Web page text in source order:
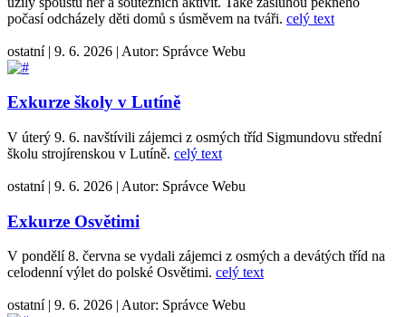
počasí odcházely děti domů s úsměvem na tváři. celý text
ostatní | 9. 6. 2026 | Autor: Správce Webu
Exkurze školy v Lutíně
V úterý 9. 6. navštívili zájemci z osmých tříd Sigmundovu střední
školu strojírenskou v Lutíně. celý text
ostatní | 9. 6. 2026 | Autor: Správce Webu
Exkurze Osvětimi
V pondělí 8. června se vydali zájemci z osmých a devátých tříd na
celodenní výlet do polské Osvětimi. celý text
ostatní | 9. 6. 2026 | Autor: Správce Webu